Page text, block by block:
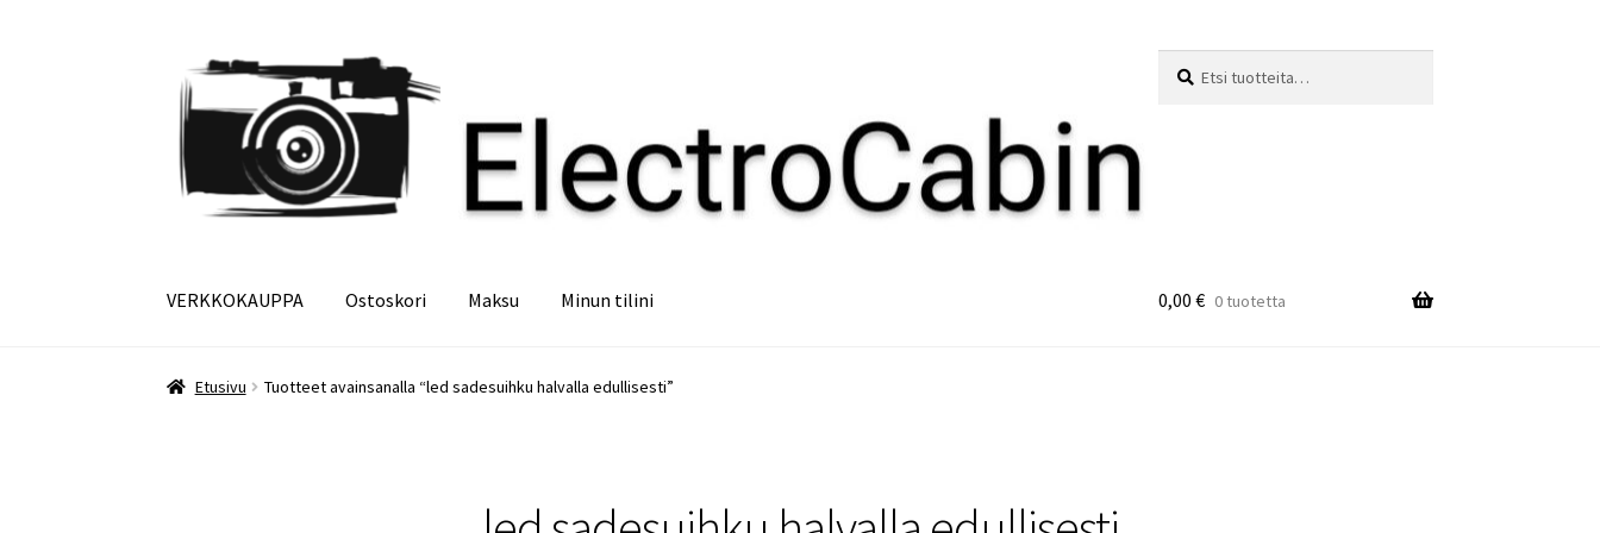
Siirry
navigointiin
Siirry
sisältöön
VERKKOKAUPPA Ostoskori Maksu Minun tilini
Etusivu Maksu Minun tilini Ostoskori
0,00 € 0 tuotetta
Etusivu Tuotteet avainsanalla “led sadesuihku halvalla edullisesti”